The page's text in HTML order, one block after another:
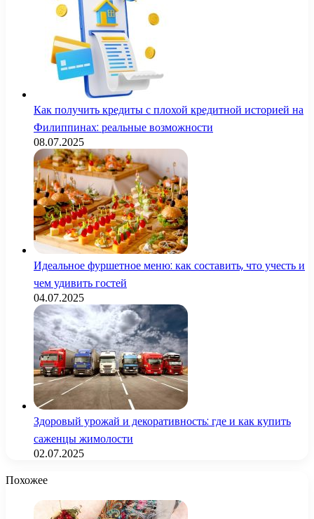
Как получить кредиты с плохой кредитной историей на
Филиппинах: реальные возможности
08.07.2025
Идеальное фуршетное меню: как составить, что учесть и
чем удивить гостей
04.07.2025
Здоровый урожай и декоративность: где и как купить
саженцы жимолости
02.07.2025
Похожее